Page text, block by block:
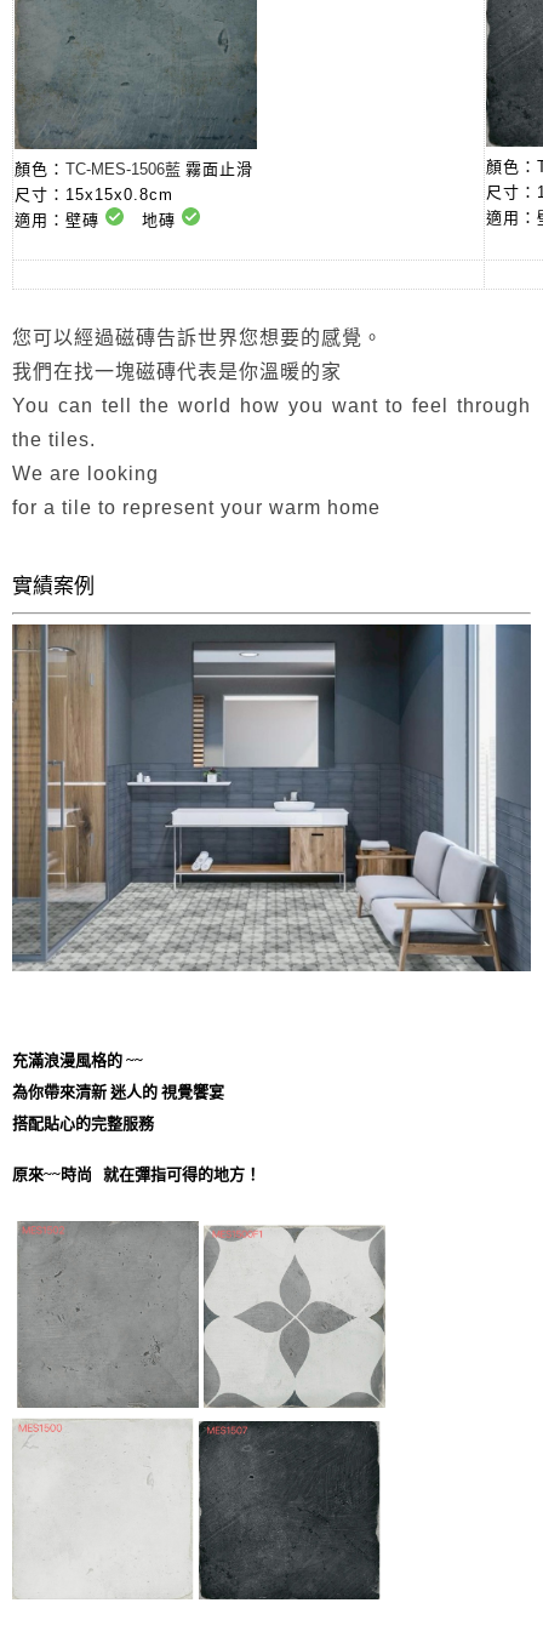
顏色： TC-MES-1506藍 霧面止滑
尺寸：15x15x0.8cm
適用：壁磚
地磚
顏色：
尺寸
適用
您可以經過磁磚告訴世界您想要的感覺。
我們在找一塊磁磚代表是你溫暖的家
You can tell the world how you want to feel through
the tiles.
We are looking
for a tile to represent your warm home
實績案例
充滿浪漫風格的 ~~
為你帶來清新 迷人的 視覺饗宴
搭配貼心的完整服務
原來~~時尚 就在彈指可得的地方！